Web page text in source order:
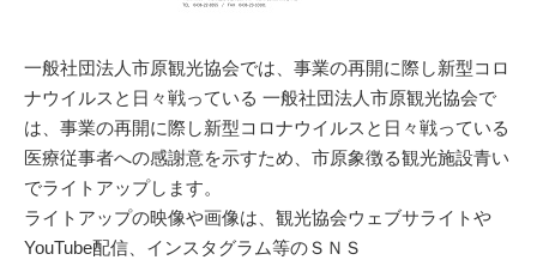
一般社団法人市原観光協会では、事業の再開に際し新型コロ
ナウイルスと日々戦っている 一般社団法人市原観光協会で
は、事業の再開に際し新型コロナウイルスと日々戦っている
医療従事者への感謝意を示すため、市原象徴る観光施設青い
でライトアップします。
ライトアップの映像や画像は、観光協会ウェブサライトや
YouTube配信、インスタグラム等のＳＮＳ